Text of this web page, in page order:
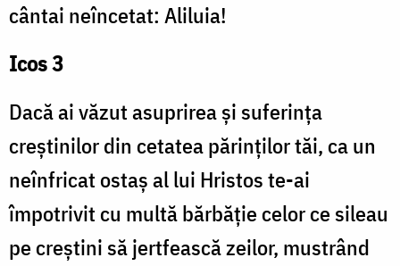
cântai neîncetat: Aliluia!
Icos 3
Dacă ai văzut asuprirea și suferința
creștinilor din cetatea părinților tăi, ca un
neînfricat ostaș al lui Hristos te-ai
împotrivit cu multă bărbăție celor ce sileau
pe creștini să jertfească zeilor, mustrând